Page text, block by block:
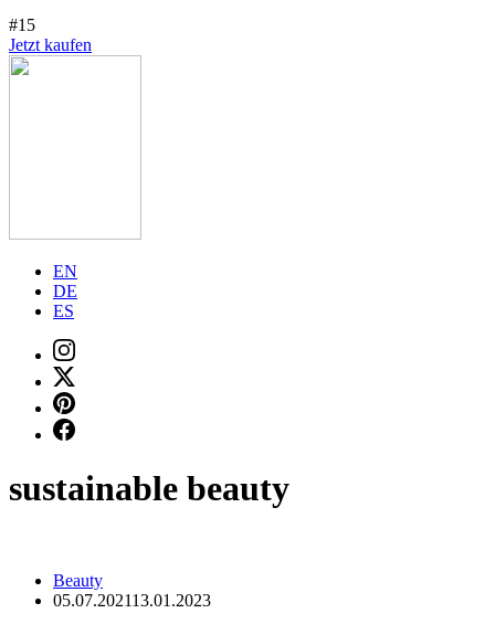
#15
Jetzt kaufen
EN
DE
ES
sustainable beauty
Beauty
05.07.202113.01.2023